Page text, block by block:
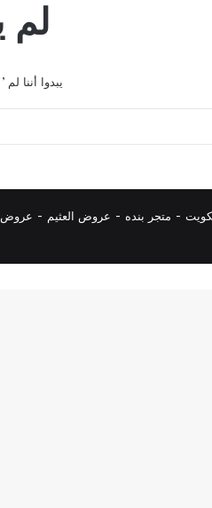
لم
يبدوا أننا
- متجر بنده - عروض العثيم - عروض